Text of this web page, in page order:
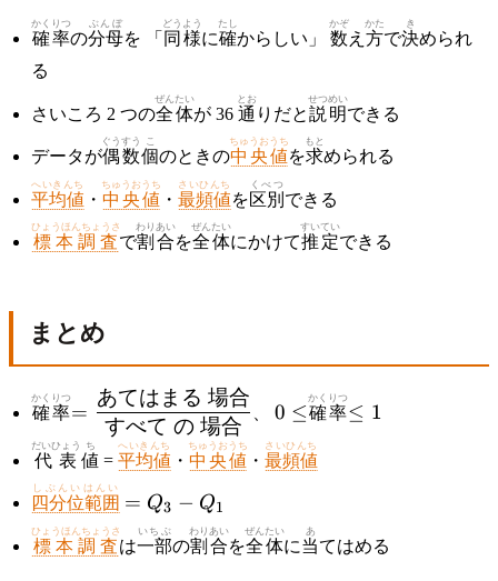
確率
かくりつ
の分母
ぶんぼ
を 「 同様
どうよう
に確
たし
からしい」 数
かぞ
え 方
かた
で決
き
められ
る
さいころ 2 つの全体
ぜんたい
が 36 通
とお
りだと説明
せつめい
できる
データが偶数
ぐうすう
個
こ
のときの中央値
ちゅうおうち
を求
もと
められる
平均値
へいきんち
・ 中央値
ちゅうおうち
・ 最頻値
さいひんち
を区別
くべつ
できる
標本調査
ひょうほんちょうさ
で割合
わりあい
を全体
ぜんたい
にかけて推定
すいてい
できる
まとめ
確率
かくりつ
\dfrac{あ
てはまる
\ 場合}
{すべて\
の\ 場
合}
=
すべて の 場合
あてはまる 場合
、0
\leq
0 ≤ 確率
かくりつ
\leq
1
≤ 1
代表
だいひょう
値
ち
= 平均値
へいきんち
・ 中央値
ちゅうおうち
・ 最頻値
さいひんち
四分位範囲
しぶんいはんい
Q_3
-
= Q3 − Q1
標本調査
ひょうほんちょうさ
は一部
いちぶ
の割合
わりあい
を全体
ぜんたい
に当
あ
てはめる